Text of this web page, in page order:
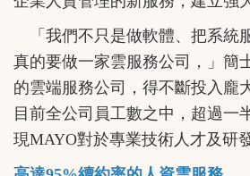
「我們不只是做軟體、把系統
真的要做一家雲服務公司，」簡
的雲端服務公司，得不斷投入龐
目前全公司員工數之中，超過一
現MAYO對於專業技術人才及研